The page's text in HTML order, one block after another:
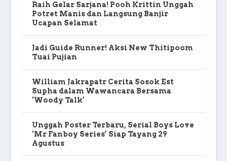
Raih Gelar Sarjana! Pooh Krittin Unggah
Potret Manis dan Langsung Banjir
Ucapan Selamat
Jadi Guide Runner! Aksi New Thitipoom
Tuai Pujian
William Jakrapatr Cerita Sosok Est
Supha dalam Wawancara Bersama
‘Woody Talk’
Unggah Poster Terbaru, Serial Boys Love
‘Mr Fanboy Series’ Siap Tayang 29
Agustus